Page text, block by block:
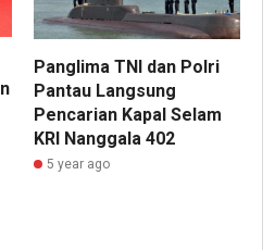
Panglima TNI dan Polri
Pantau Langsung
Pencarian Kapal Selam
KRI Nanggala 402
5 year ago